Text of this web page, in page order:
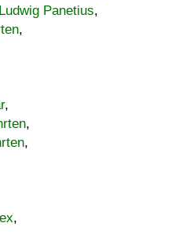
Panetius,
,
,
,
,
,